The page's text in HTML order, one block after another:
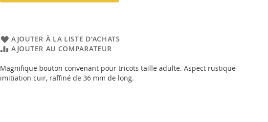
AJOUTER À LA LISTE D'ACHATS
AJOUTER AU COMPARATEUR
Magnifique bouton convenant pour tricots taille adulte. Aspect rustique
imitiation cuir, raffiné de 36 mm de long.